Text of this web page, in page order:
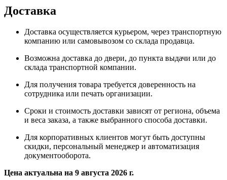
Доставка
Доставка осуществляется курьером, через транспортную
компанию или самовывозом со склада продавца.
Возможна доставка до двери, до пункта выдачи или до
склада транспортной компании.
Для получения товара требуется доверенность на
сотрудника или печать организации.
Сроки и стоимость доставки зависят от региона, объема
и веса заказа, а также выбранного способа доставки.
Для корпоративных клиентов могут быть доступны
скидки, персональный менеджер и автоматизация
документооборота.
Цена актуальна на 9 августа 2026 г.